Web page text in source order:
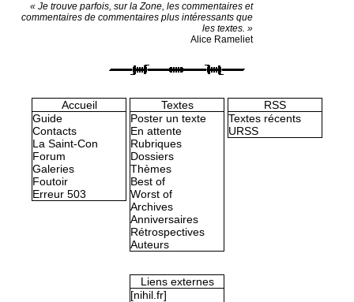
« Je trouve parfois, sur la Zone, les commentaires et
commentaires de commentaires plus intéressants que
les textes. »
Alice Rameliet
Accueil
Guide
Contacts
La Saint-Con
Forum
Galeries
Foutoir
Erreur 503
Textes
Poster un texte
En attente
Rubriques
Dossiers
Thèmes
Best of
Worst of
Archives
Anniversaires
Rétrospectives
Auteurs
RSS
Textes récents
URSS
Liens externes
[nihil.fr]